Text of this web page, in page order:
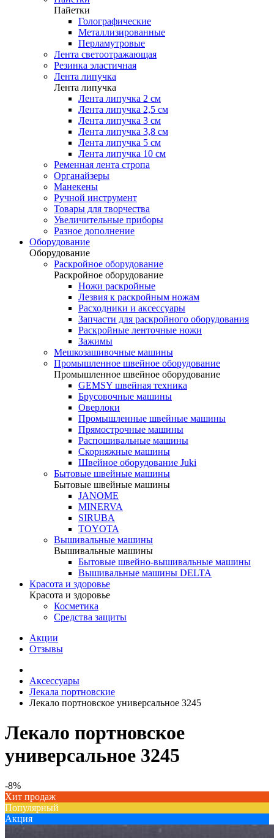
Пайетки
Голографические
Металлизированные
Перламутровые
Лента светоотражающая
Резинка эластичная
Лента липучка
Лента липучка
Лента липучка 2 см
Лента липучка 2,5 см
Лента липучка 3 см
Лента липучка 3,8 см
Лента липучка 5 см
Лента липучка 10 см
Ременная лента стропа
Органайзеры
Манекены
Ручной инструмент
Товары для творчества
Увеличительные приборы
Разное дополнение
Оборудование
Оборудование
Раскройное оборудование
Раскройное оборудование
Ножи раскройные
Лезвия к раскройным ножам
Расходники и аксессуары
Запчасти для раскройного оборудования
Раскройные ленточные ножи
Зажимы
Мешкозашивочные машины
Промышленное швейное оборудование
Промышленное швейное оборудование
GEMSY швейная техника
Брусовочные машины
Оверлоки
Промышленные швейные машины
Прямострочные машины
Распошивальные машины
Скорняжные машины
Швейное оборудование Juki
Бытовые швейные машины
Бытовые швейные машины
JANOME
MINERVA
SIRUBA
TOYOTA
Вышивальные машины
Вышивальные машины
Бытовые швейно-вышивальные машины
Вышивальные машины DELTA
Красота и здоровье
Красота и здоровье
Косметика
Средства защиты
Акции
Отзывы
Аксессуары
Лекала портновские
Лекало портновское универсальное 3245
Лекало портновское
универсальное 3245
-8%
Хит продаж
Популярный
Акция